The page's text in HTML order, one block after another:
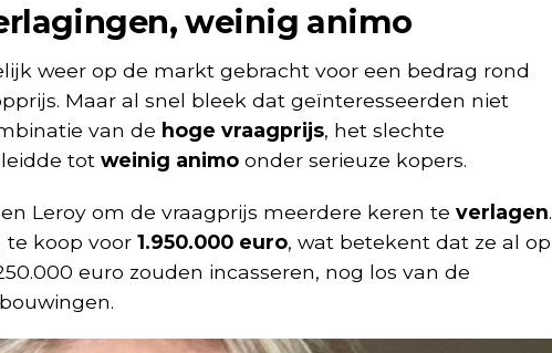
weinig animo
weer op de markt gebracht voor een bedrag rond
Maar al snel bleek dat geïnteresseerden niet
van de hoge vraagprijs, het slechte
tot weinig animo onder serieuze kopers.
Leroy om de vraagprijs meerdere keren te verlagen.
te koop voor 1.950.000 euro, wat betekent dat ze al op
euro zouden incasseren, nog los van de